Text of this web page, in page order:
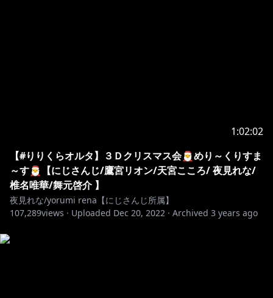
1:02:02
【#りりくらオルタ】３Ｄクリスマス会🎅めり～くりすま
～す🎅【にじさんじ/鷹宮リオン/天宮こころ/ 夜見れな/
椎名唯華/舞元啓介 】
夜見れな/yorumi rena【にじさんじ所属】
107,289views · Uploaded Dec 20, 2022 · Archived 3 years ago